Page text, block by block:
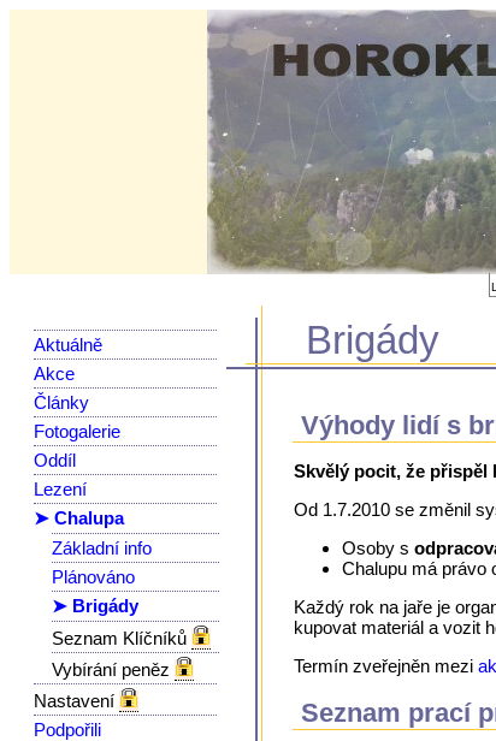
Aktuálně
Akce
Články
Fotogalerie
Oddíl
Lezení
➤ Chalupa
Základní info
Plánováno
➤ Brigády
Seznam Klíčníků
Vybírání peněz
Nastavení
Podpořili
Brigády
Výhody lidí s
Skvělý pocit, že přispěl
Od 1.7.2010 se změnil
Osoby s
Chalupu má právo
Každý rok na jaře je
kupovat materiál a vozit
Termín zveřejněn mezi
Seznam prací